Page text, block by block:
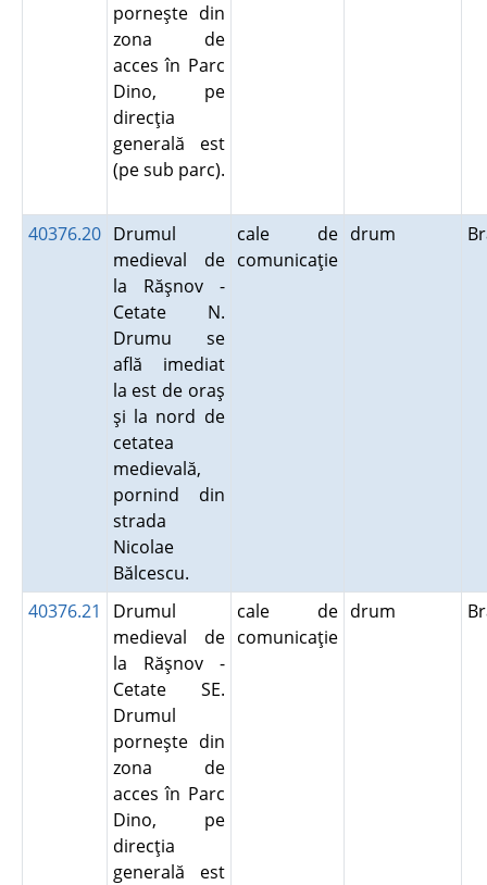
porneşte din
zona de
acces în Parc
Dino, pe
direcţia
generală est
(pe sub parc).
40376.20 Drumul
medieval de
la Răşnov -
Cetate N.
Drumu se
află imediat
la est de oraş
şi la nord de
cetatea
medievală,
pornind din
strada
Nicolae
Bălcescu.
cale de
comunicaţie
drum
40376.21
Drumul
medieval de
la Răşnov -
Cetate SE.
Drumul
porneşte din
zona de
acces în Parc
Dino, pe
direcţia
generală est
cale de
comunicaţie
drum